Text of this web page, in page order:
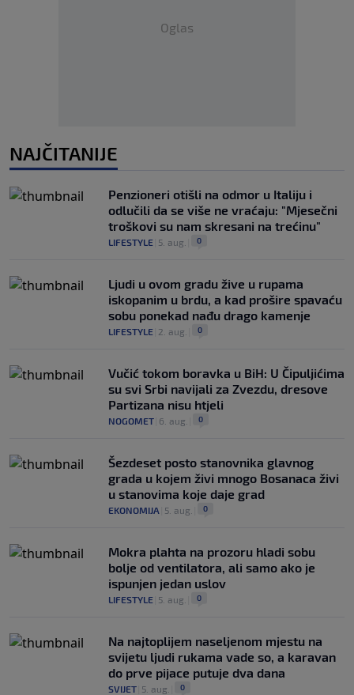
Oglas
NAJČITANIJE
Penzioneri otišli na odmor u Italiju i
odlučili da se više ne vraćaju: "Mjesečni
troškovi su nam skresani na trećinu"
LIFESTYLE 5. aug. 0
Ljudi u ovom gradu žive u rupama
iskopanim u brdu, a kad prošire spavaću
sobu ponekad nađu drago kamenje
LIFESTYLE 2. aug. 0
Vučić tokom boravka u BiH: U Čipuljićima
su svi Srbi navijali za Zvezdu, dresove
Partizana nisu htjeli
NOGOMET 6. aug. 0
Šezdeset posto stanovnika glavnog
grada u kojem živi mnogo Bosanaca živi
u stanovima koje daje grad
EKONOMIJA 5. aug. 0
Mokra plahta na prozoru hladi sobu
bolje od ventilatora, ali samo ako je
ispunjen jedan uslov
LIFESTYLE 5. aug. 0
Na najtoplijem naseljenom mjestu na
svijetu ljudi rukama vade so, a karavan
do prve pijace putuje dva dana
SVIJET 5. aug. 0